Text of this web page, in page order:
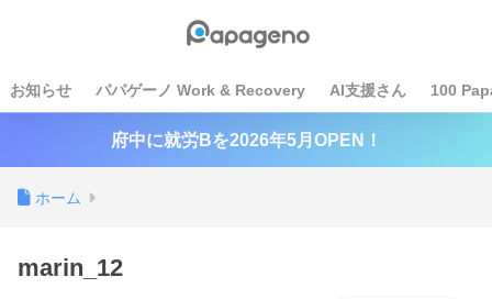
お知らせ パパゲーノ Work & Recovery AI支援さん 100
府中に就労Bを2026年5月OPEN！
ホーム
marin_12